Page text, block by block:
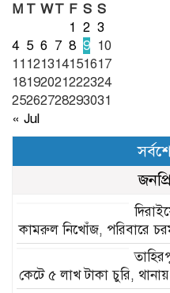
M T WT F S S
1 2 3
4 5 6 7 8 9 10
11121314151617
18192021222324
25262728293031
« Jul
কামরুল নিখোঁজ, পরিবারে
কেটে ৫ লাখ টাকা চুরি,